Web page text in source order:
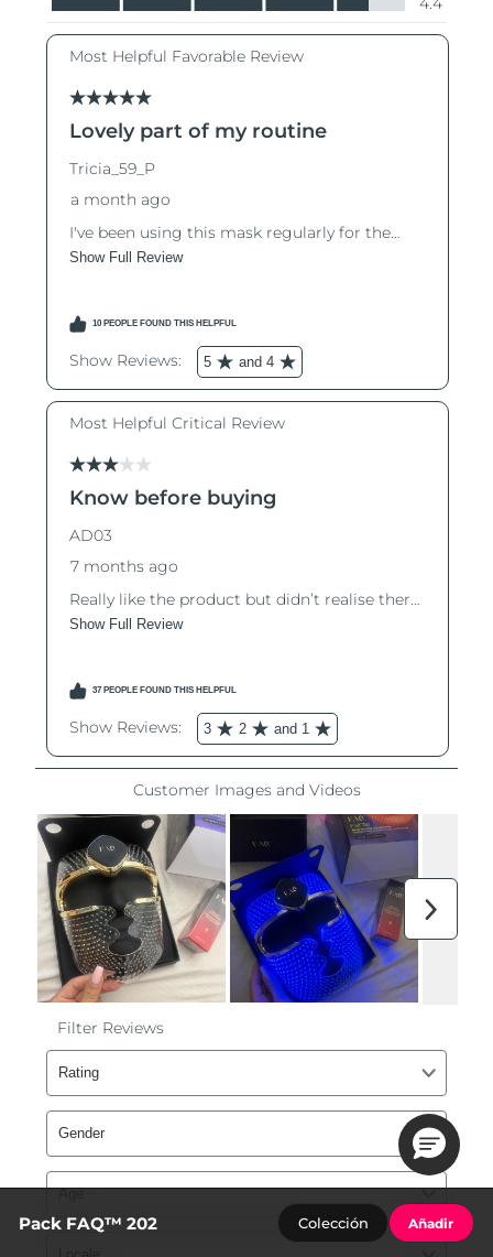
Pack FAQ™ 202 Colección Añadir